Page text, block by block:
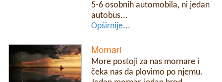
5-6 osobnih automobila, ni jedan
autobus...
Opširnije...
Mornari
More postoji za nas mornare i
čeka nas da plovimo po njemu.